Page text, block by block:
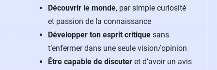
Découvrir le monde, par simple curiosité
et passion de la connaissance
Développer ton esprit critique sans
t’enfermer dans une seule vision/opinion
Être capable de discuter et d’avoir un avis